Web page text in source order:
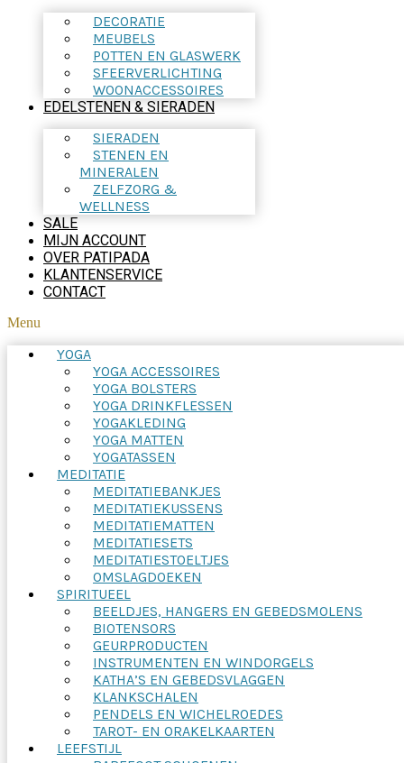
DECORATIE
MEUBELS
POTTEN EN GLASWERK
SFEERVERLICHTING
WOONACCESSOIRES
EDELSTENEN & SIERADEN
SIERADEN
STENEN EN
MINERALEN
ZELFZORG &
WELLNESS
SALE
MIJN ACCOUNT
OVER PATIPADA
KLANTENSERVICE
CONTACT
Menu
YOGA
YOGA ACCESSOIRES
YOGA BOLSTERS
YOGA DRINKFLESSEN
YOGAKLEDING
YOGA MATTEN
YOGATASSEN
MEDITATIE
MEDITATIEBANKJES
MEDITATIEKUSSENS
MEDITATIEMATTEN
MEDITATIESETS
MEDITATIESTOELTJES
OMSLAGDOEKEN
SPIRITUEEL
BEELDJES, HANGERS EN GEBEDSMOLENS
BIOTENSORS
GEURPRODUCTEN
INSTRUMENTEN EN WINDORGELS
KATHA’S EN GEBEDSVLAGGEN
KLANKSCHALEN
PENDELS EN WICHELROEDES
TAROT- EN ORAKELKAARTEN
LEEFSTIJL